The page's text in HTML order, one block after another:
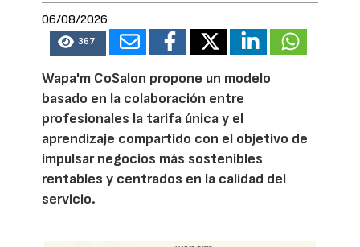
06/08/2026
367
Wapa'm CoSalon propone un modelo
basado en la colaboración entre
profesionales la tarifa única y el
aprendizaje compartido con el objetivo de
impulsar negocios más sostenibles
rentables y centrados en la calidad del
servicio.